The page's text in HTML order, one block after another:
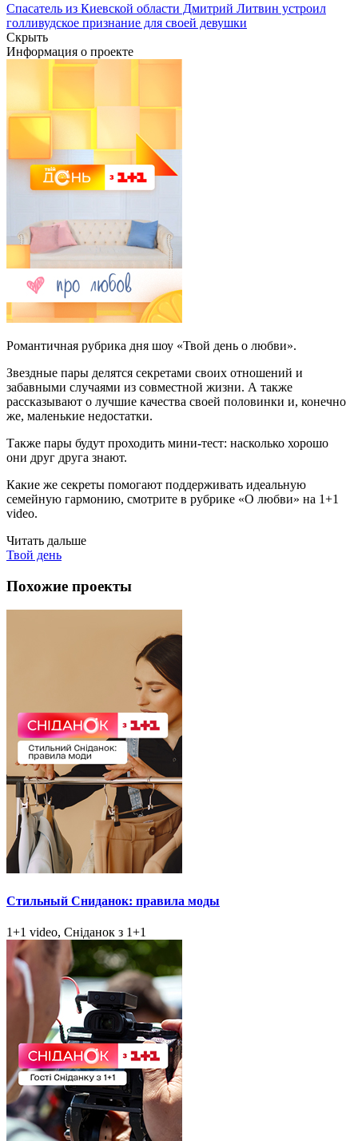
Спасатель из Киевской области Дмитрий Литвин устроил
голливудское признание для своей девушки
Скрыть
Информация о проекте
Романтичная рубрика дня шоу «Твой день о любви».
Звездные пары делятся секретами своих отношений и
забавными случаями из совместной жизни. А также
рассказывают о лучшие качества своей половинки и, конечно
же, маленькие недостатки.
Также пары будут проходить мини-тест: насколько хорошо
они друг друга знают.
Какие же секреты помогают поддерживать идеальную
семейную гармонию, смотрите в рубрике «О любви» на 1+1
video.
Читать дальше
Твой день
Похожие проекты
Стильный Сниданок: правила моды
1+1 video, Сніданок з 1+1